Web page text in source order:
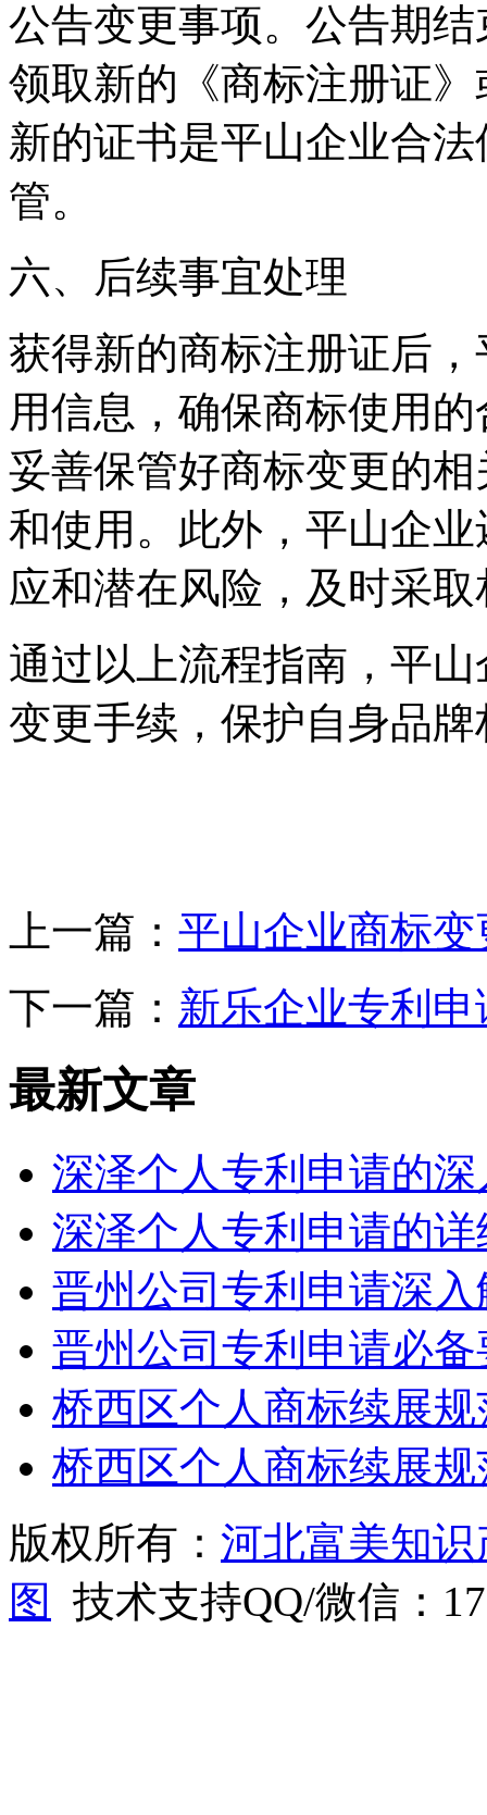
公告变更事项。公告期
领取新的《商标注册证
新的证书是平山企业合
管。
六、后续事宜处理
获得新的商标注册证后
用信息，确保商标使用
妥善保管好商标变更的
和使用。此外，平山企
应和潜在风险，及时采
通过以上流程指南，平
变更手续，保护自身品
上一篇： 平山企业商标
下一篇： 新乐企业专利
最新文章
深泽个人专利申请的
深泽个人专利申请的
晋州公司专利申请深
晋州公司专利申请必
桥西区个人商标续展
桥西区个人商标续展
版权所有： 河北富美知
图
技术支持QQ/微信：